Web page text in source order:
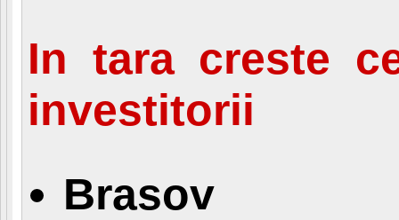
In tara creste
investitorii
Brasov